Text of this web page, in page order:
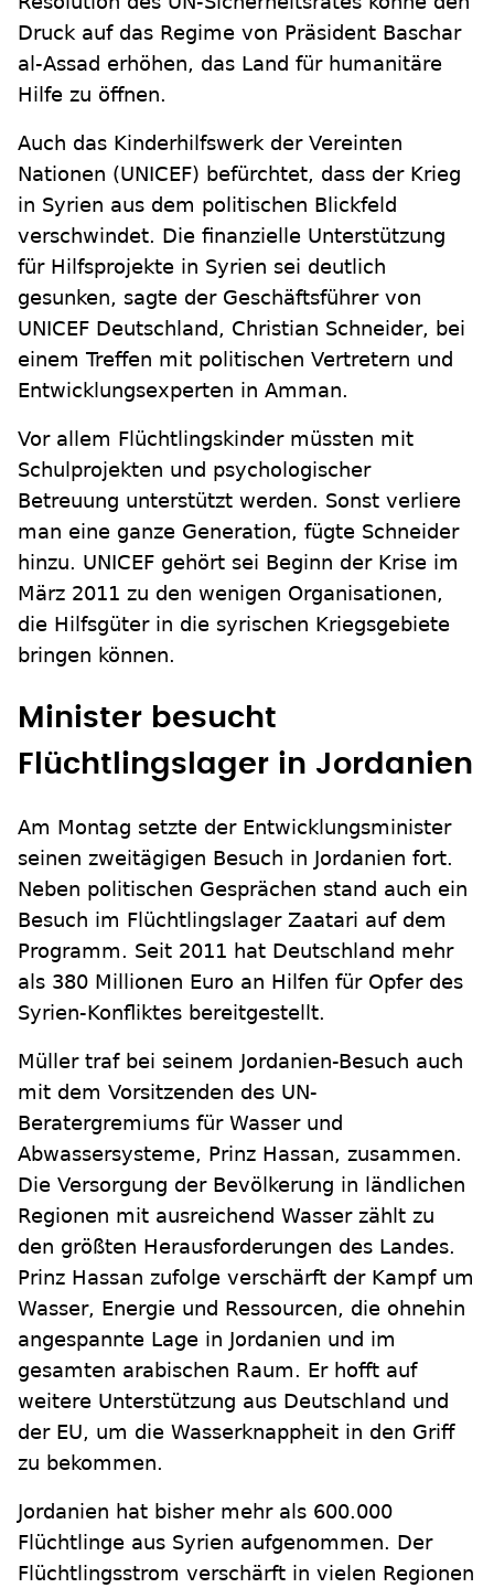
Druck auf das Regime von Präsident Baschar
al-Assad erhöhen, das Land für humanitäre
Hilfe zu öffnen.
Auch das Kinderhilfswerk der Vereinten
Nationen (UNICEF) befürchtet, dass der Krieg
in Syrien aus dem politischen Blickfeld
verschwindet. Die finanzielle Unterstützung
für Hilfsprojekte in Syrien sei deutlich
gesunken, sagte der Geschäftsführer von
UNICEF Deutschland, Christian Schneider, bei
einem Treffen mit politischen Vertretern und
Entwicklungsexperten in Amman.
Vor allem Flüchtlingskinder müssten mit
Schulprojekten und psychologischer
Betreuung unterstützt werden. Sonst verliere
man eine ganze Generation, fügte Schneider
hinzu. UNICEF gehört sei Beginn der Krise im
März 2011 zu den wenigen Organisationen,
die Hilfsgüter in die syrischen Kriegsgebiete
bringen können.
Minister besucht
Flüchtlingslager in Jordanien
Am Montag setzte der Entwicklungsminister
seinen zweitägigen Besuch in Jordanien fort.
Neben politischen Gesprächen stand auch ein
Besuch im Flüchtlingslager Zaatari auf dem
Programm. Seit 2011 hat Deutschland mehr
als 380 Millionen Euro an Hilfen für Opfer des
Syrien-Konfliktes bereitgestellt.
Müller traf bei seinem Jordanien-Besuch auch
mit dem Vorsitzenden des UN-
Beratergremiums für Wasser und
Abwassersysteme, Prinz Hassan, zusammen.
Die Versorgung der Bevölkerung in ländlichen
Regionen mit ausreichend Wasser zählt zu
den größten Herausforderungen des Landes.
Prinz Hassan zufolge verschärft der Kampf um
Wasser, Energie und Ressourcen, die ohnehin
angespannte Lage in Jordanien und im
gesamten arabischen Raum. Er hofft auf
weitere Unterstützung aus Deutschland und
der EU, um die Wasserknappheit in den Griff
zu bekommen.
Jordanien hat bisher mehr als 600.000
Flüchtlinge aus Syrien aufgenommen. Der
Flüchtlingsstrom verschärft in vielen Regionen